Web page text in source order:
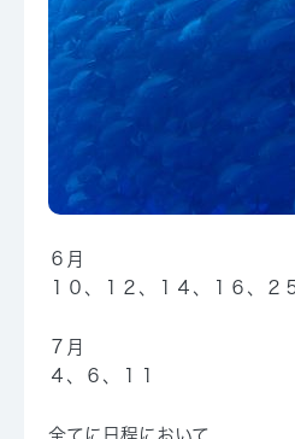
６月
１０、
１２、１４、１６、 ２
７月
４、６、
全てに日程において